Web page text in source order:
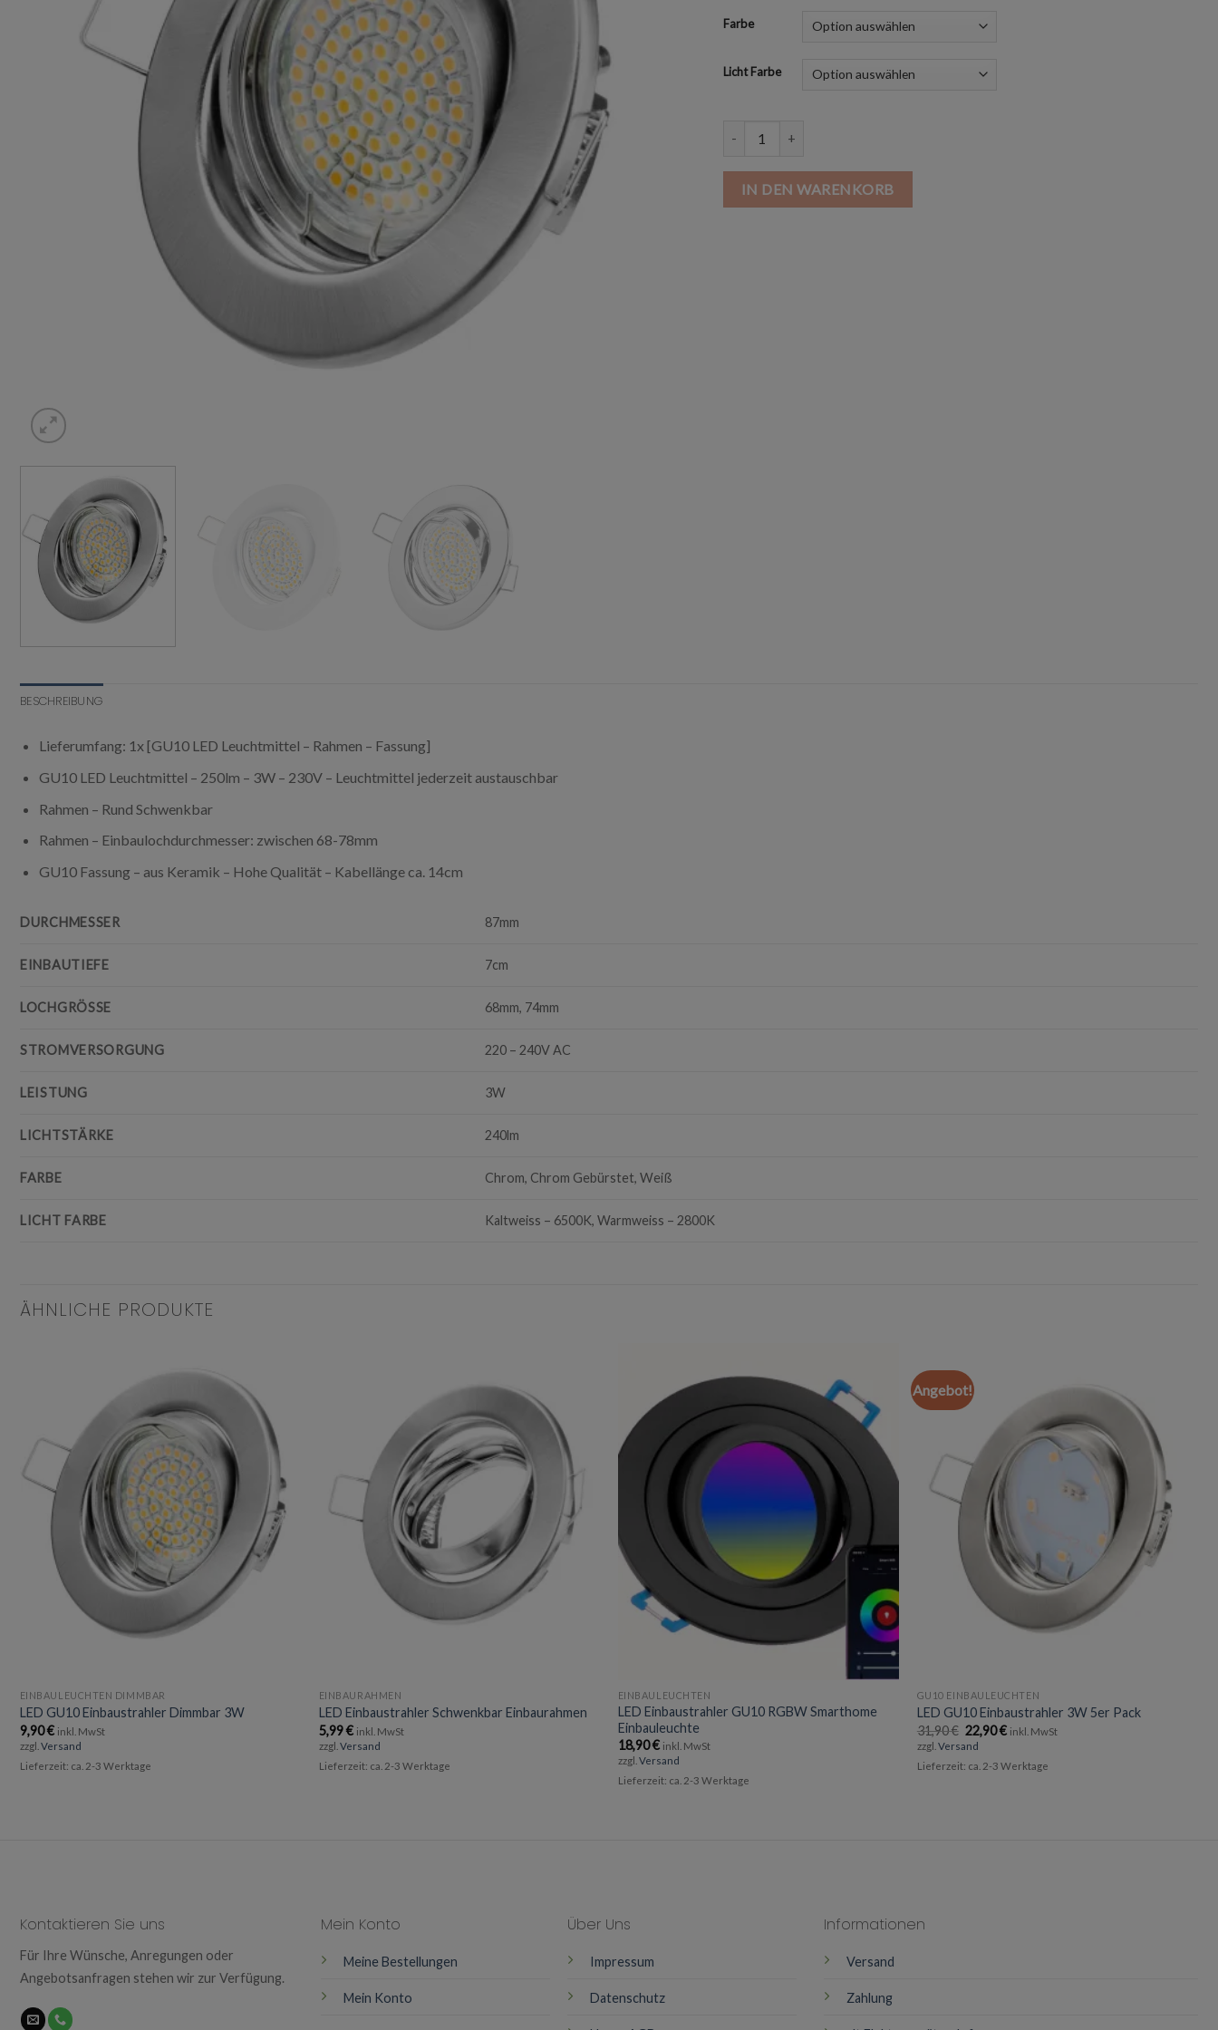
Farbe
Licht Farbe
IN DEN WARENKORB
BESCHREIBUNG
Lieferumfang: 1x [GU10 LED Leuchtmittel – Rahmen – Fassung]
GU10 LED Leuchtmittel – 250lm – 3W – 230V – Leuchtmittel jederzeit austauschbar
Rahmen – Rund Schwenkbar
Rahmen – Einbaulochdurchmesser: zwischen 68-78mm
GU10 Fassung – aus Keramik – Hohe Qualität – Kabellänge ca. 14cm
DURCHMESSER 87mm
EINBAUTIEFE 7cm
LOCHGRÖSSE 68mm, 74mm
STROMVERSORGUNG 220 – 240V AC
LEISTUNG 3W
LICHTSTÄRKE 240lm
FARBE Chrom, Chrom Gebürstet, Weiß
LICHT FARBE Kaltweiss – 6500K, Warmweiss – 2800K
ÄHNLICHE PRODUKTE
Add to
wishlist
EINBAULEUCHTEN DIMMBAR
LED GU10 Einbaustrahler Dimmbar 3W
9,90€ inkl. MwSt
zzgl. Versand
Lieferzeit: ca. 2-3 Werktage
Add to
wishlist
EINBAURAHMEN
LED Einbaustrahler Schwenkbar Einbaurahmen
5,99€ inkl. MwSt
zzgl. Versand
Lieferzeit: ca. 2-3 Werktage
Add to
wishlist
EINBAULEUCHTEN
LED Einbaustrahler GU10 RGBW Smarthome
Einbauleuchte
18,90€ inkl. MwSt
zzgl. Versand
Lieferzeit: ca. 2-3 Werktage
Angebot!
Add to
wishlist
GU10 EINBAULEUCHTEN
LED GU10 Einbaustrahler 3W 5er Pack
31,90€ Ursprünglicher
Preis
war:
31,90 €
22,90€Aktueller
22,90 €.
inkl. MwSt
zzgl. Versand
Lieferzeit: ca. 2-3 Werktage
Kontaktieren Sie uns
Für Ihre Wünsche, Anregungen oder
Angebotsanfragen stehen wir zur Verfügung.
Mein Konto
Meine Bestellungen
Mein Konto
Über Uns
Impressum
Datenschutz
Informationen
Versand
Zahlung